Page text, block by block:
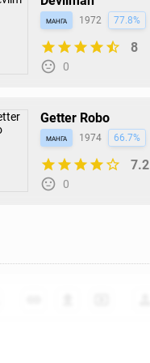
манга 1972 77.8%
8
0
Getter Robo
манга 1974 66.7%
7.2
0